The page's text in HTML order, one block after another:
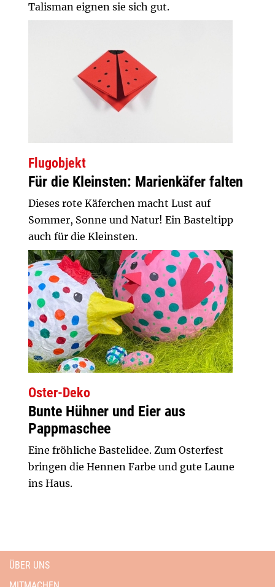
Talisman eignen sie sich gut.
Flugobjekt
Für die Kleinsten: Marienkäfer falten
Dieses rote Käferchen macht Lust auf
Sommer, Sonne und Natur! Ein Basteltipp
auch für die Kleinsten.
Oster-Deko
Bunte Hühner und Eier aus
Pappmaschee
Eine fröhliche Bastelidee. Zum Osterfest
bringen die Hennen Farbe und gute Laune
ins Haus.
ÜBER UNS